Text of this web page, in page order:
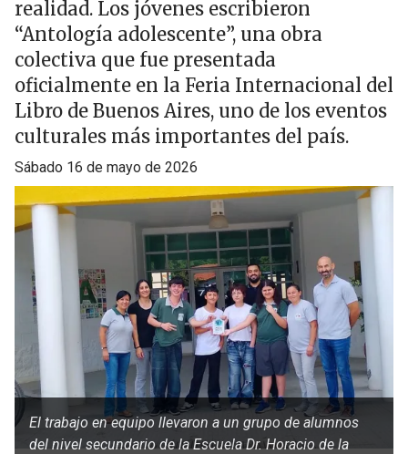
realidad. Los jóvenes escribieron
“Antología adolescente”, una obra
colectiva que fue presentada
oficialmente en la Feria Internacional del
Libro de Buenos Aires, uno de los eventos
culturales más importantes del país.
sábado 16 de mayo de 2026
El trabajo en equipo llevaron a un grupo de alumnos
del nivel secundario de la Escuela Dr. Horacio de la